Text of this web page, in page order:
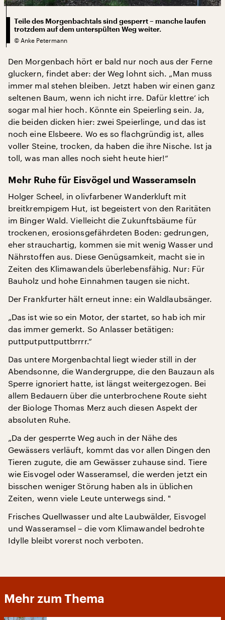
Teile des Morgenbachtals sind gesperrt – manche laufen
trotzdem auf dem unterspülten Weg weiter.
© Anke Petermann
Den Morgenbach hört er bald nur noch aus der Ferne
gluckern, findet aber: der Weg lohnt sich. „Man muss
immer mal stehen bleiben. Jetzt haben wir einen ganz
seltenen Baum, wenn ich nicht irre. Dafür klettre‘ ich
sogar mal hier hoch. Könnte ein Speierling sein. Ja,
die beiden dicken hier: zwei Speierlinge, und das ist
noch eine Elsbeere. Wo es so flachgründig ist, alles
voller Steine, trocken, da haben die ihre Nische. Ist ja
toll, was man alles noch sieht heute hier!“
Mehr Ruhe für Eisvögel und Wasseramseln
Holger Scheel, in olivfarbener Wanderkluft mit
breitkrempigem Hut, ist begeistert von den Raritäten
im Binger Wald. Vielleicht die Zukunftsbäume für
trockenen, erosionsgefährdeten Boden: gedrungen,
eher strauchartig, kommen sie mit wenig Wasser und
Nährstoffen aus. Diese Genügsamkeit, macht sie in
Zeiten des Klimawandels überlebensfähig. Nur: Für
Bauholz und hohe Einnahmen taugen sie nicht.
Der Frankfurter hält erneut inne: ein Waldlaubsänger.
„Das ist wie so ein Motor, der startet, so hab ich mir
das immer gemerkt. So Anlasser betätigen:
puttputputtputtbrrrr.“
Das untere Morgenbachtal liegt wieder still in der
Abendsonne, die Wandergruppe, die den Bauzaun als
Sperre ignoriert hatte, ist längst weitergezogen. Bei
allem Bedauern über die unterbrochene Route sieht
der Biologe Thomas Merz auch diesen Aspekt der
absoluten Ruhe.
„Da der gesperrte Weg auch in der Nähe des
Gewässers verläuft, kommt das vor allen Dingen den
Tieren zugute, die am Gewässer zuhause sind. Tiere
wie Eisvogel oder Wasseramsel, die werden jetzt ein
bisschen weniger Störung haben als in üblichen
Zeiten, wenn viele Leute unterwegs sind. "
Frisches Quellwasser und alte Laubwälder, Eisvogel
und Wasseramsel – die vom Klimawandel bedrohte
Idylle bleibt vorerst noch verboten.
Mehr zum Thema